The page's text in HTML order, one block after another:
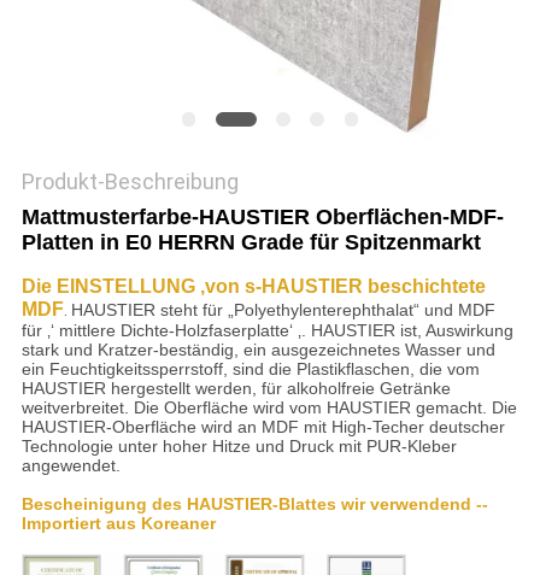
Produkt-Beschreibung
Mattmusterfarbe-HAUSTIER Oberflächen-MDF-
Platten in E0 HERRN Grade für Spitzenmarkt
Die EINSTELLUNG ‚von s-HAUSTIER beschichtete
MDF. HAUSTIER steht für „Polyethylenterephthalat“ und MDF
für ‚‘ mittlere Dichte-Holzfaserplatte‘ ‚. HAUSTIER ist, Auswirkung
stark und Kratzer-beständig, ein ausgezeichnetes Wasser und
ein Feuchtigkeitssperrstoff, sind die Plastikflaschen, die vom
HAUSTIER hergestellt werden, für alkoholfreie Getränke
weitverbreitet. Die Oberfläche wird vom HAUSTIER gemacht. Die
HAUSTIER-Oberfläche wird an MDF mit High-Techer deutscher
Technologie unter hoher Hitze und Druck mit PUR-Kleber
angewendet.
Bescheinigung des HAUSTIER-Blattes wir verwendend --
Importiert aus Koreaner